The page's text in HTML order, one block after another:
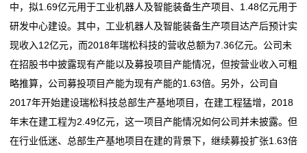
中，拟1.69亿元用于工业机器人及智能装备生产项目、1.48亿元用于
研发中心建设。其中，工业机器人及智能装备生产项目达产后预计实
现收入12亿元，而2018年瑞松科技的营收总额为7.36亿元。公司未
在招股书中披露现有产能以及募投项目产能情况，但按营业收入可粗
略推算，公司募投项目产能为现有产能的1.63倍。另外，公司自
2017年开始建设瑞松科技总部生产基地项目，在建工程猛增，2018
年末在建工程为2.49亿元，这一项目产能情况如何公司并未披露。但
在行业低迷、总部生产基地项目在建的背景下，继续募投扩张1.63倍